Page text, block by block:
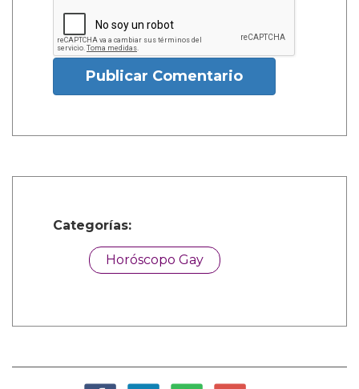
Publicar Comentario
Categorías:
Horóscopo Gay